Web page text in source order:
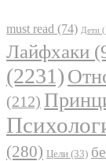
must read (74) Дети
Лайфхаки
(2231)
(212)
(280) Цели (33)